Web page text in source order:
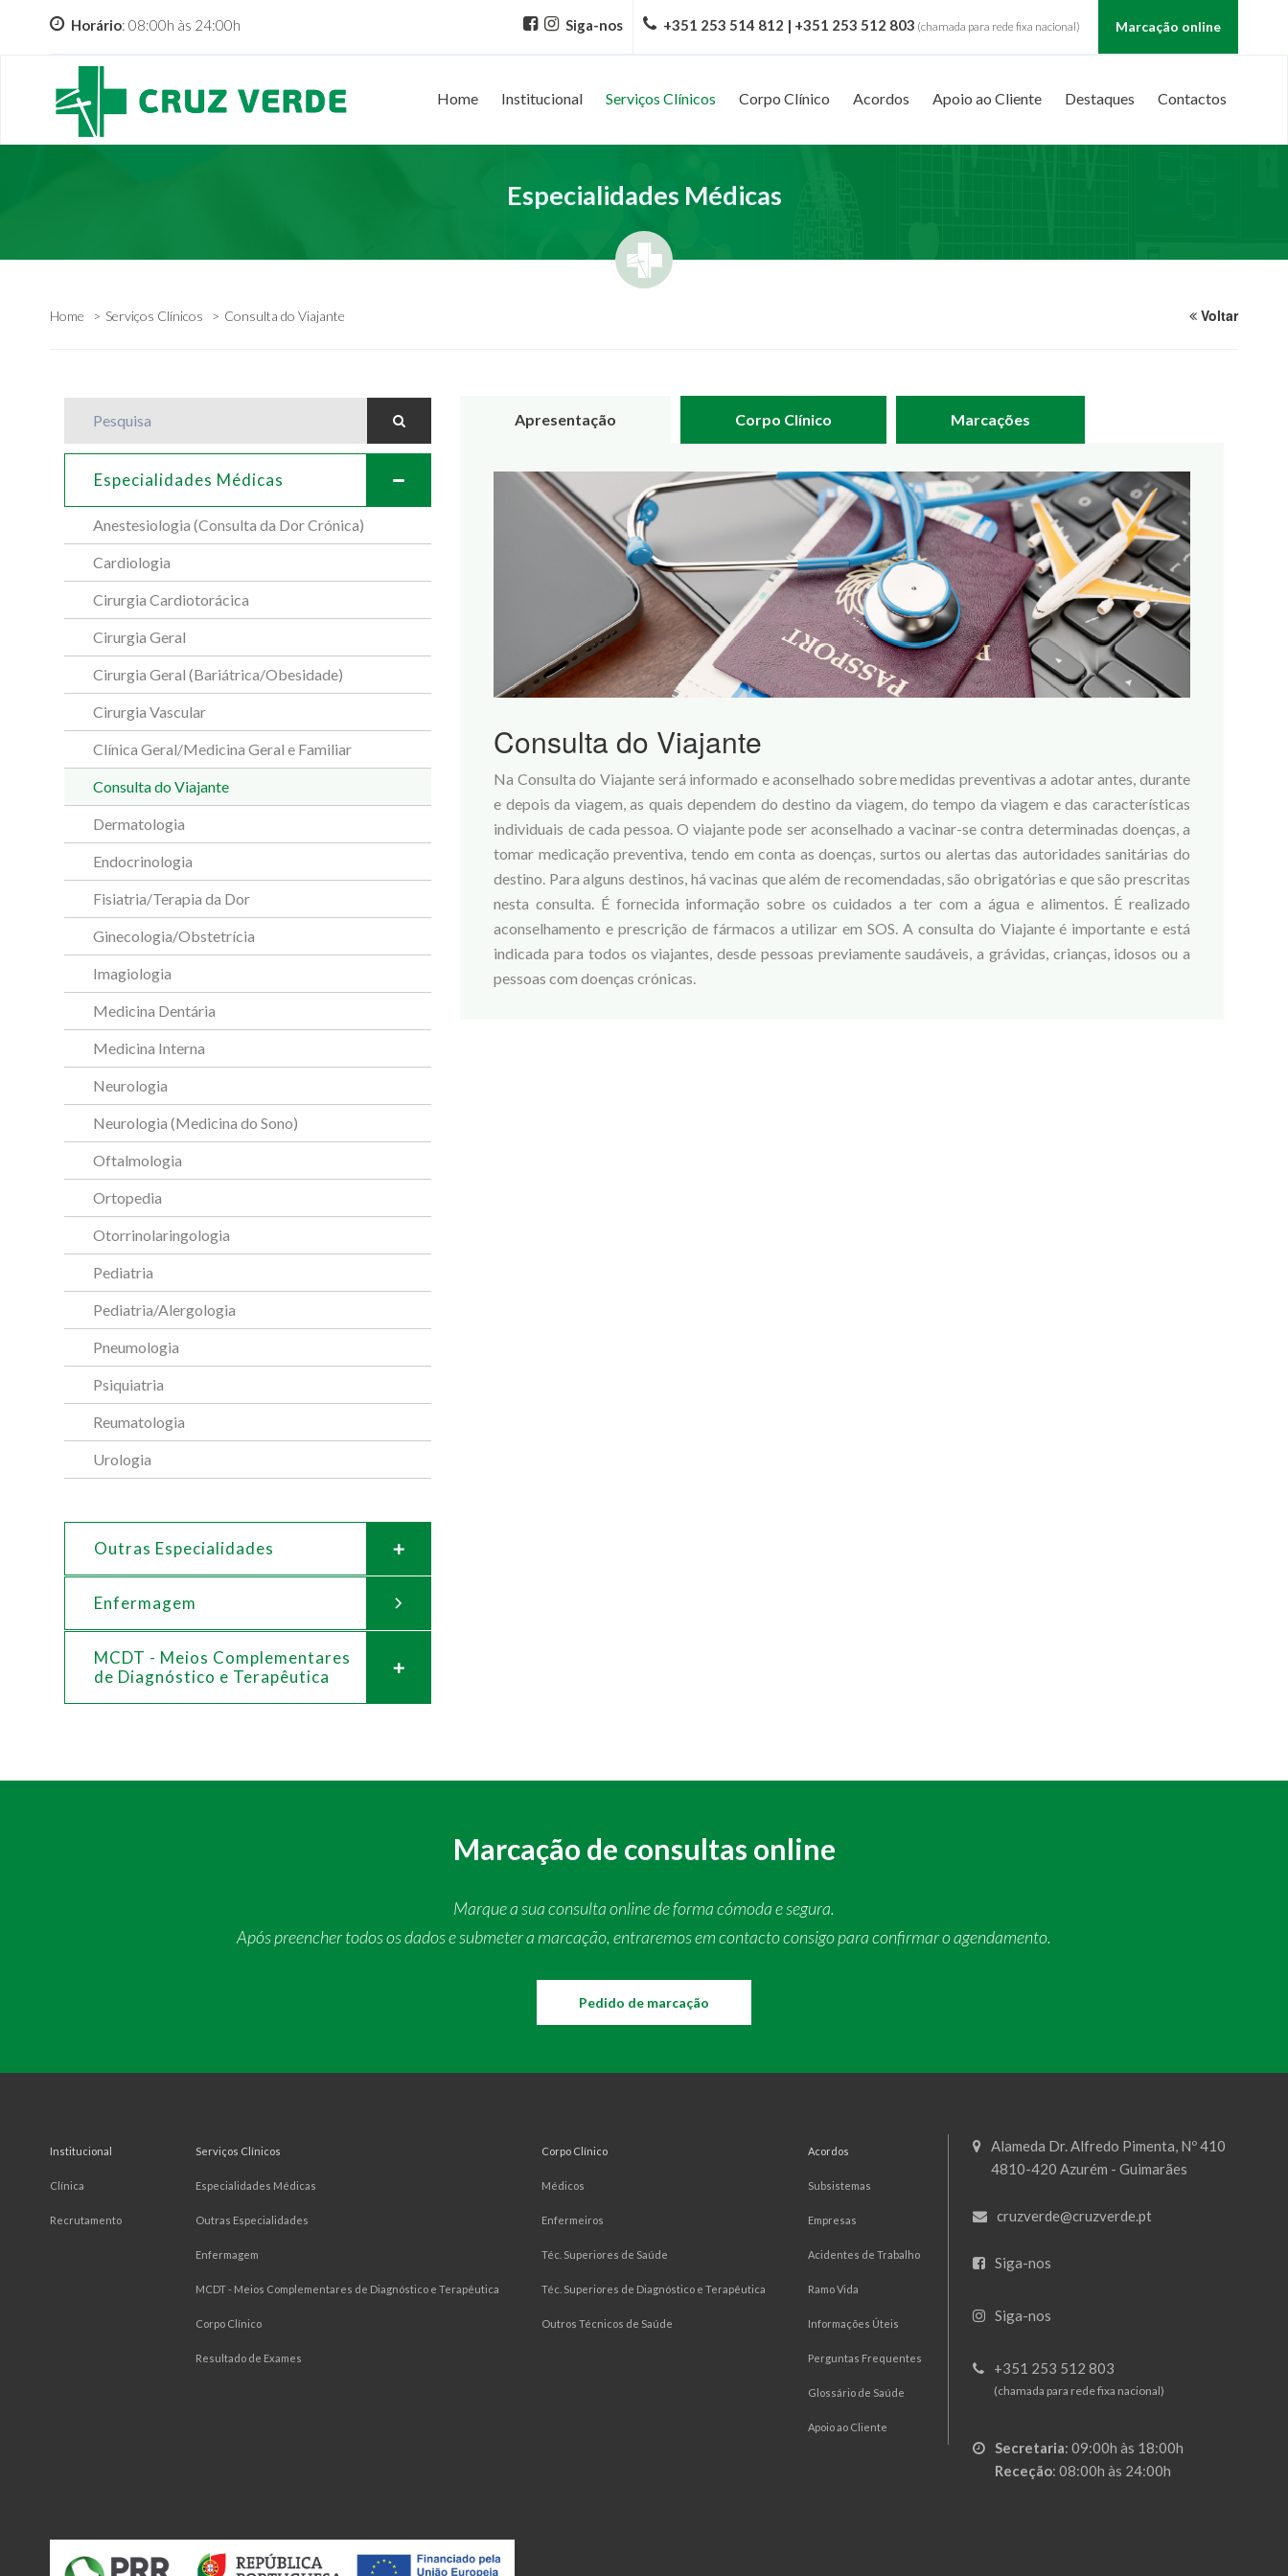
Horário: 08:00h às 24:00h Siga-nos +351 253 514 812 | +351 253 512 803 (chamada para rede fixa nacional) Marcação online
Home Institucional Serviços Clínicos Corpo Clínico Acordos Apoio ao Cliente Destaques Contactos
Especialidades Médicas
Home Serviços Clínicos Consulta do Viajante Voltar
Especialidades Médicas
Anestesiologia (Consulta da Dor Crónica)
Cardiologia
Cirurgia Cardiotorácica
Cirurgia Geral
Cirurgia Geral (Bariátrica/Obesidade)
Cirurgia Vascular
Clínica Geral/Medicina Geral e Familiar
Consulta do Viajante
Dermatologia
Endocrinologia
Fisiatria/Terapia da Dor
Ginecologia/Obstetrícia
Imagiologia
Medicina Dentária
Medicina Interna
Neurologia
Neurologia (Medicina do Sono)
Oftalmologia
Ortopedia
Otorrinolaringologia
Pediatria
Pediatria/Alergologia
Pneumologia
Psiquiatria
Reumatologia
Urologia
Outras Especialidades
Enfermagem
MCDT - Meios Complementares
de Diagnóstico e Terapêutica
Apresentação Corpo Clínico Marcações
Consulta do Viajante
Na Consulta do Viajante será informado e aconselhado sobre medidas preventivas a adotar antes, durante
e depois da viagem, as quais dependem do destino da viagem, do tempo da viagem e das características
individuais de cada pessoa. O viajante pode ser aconselhado a vacinar-se contra determinadas doenças, a
tomar medicação preventiva, tendo em conta as doenças, surtos ou alertas das autoridades sanitárias do
destino. Para alguns destinos, há vacinas que além de recomendadas, são obrigatórias e que são prescritas
nesta consulta. É fornecida informação sobre os cuidados a ter com a água e alimentos. É realizado
aconselhamento e prescrição de fármacos a utilizar em SOS. A consulta do Viajante é importante e está
indicada para todos os viajantes, desde pessoas previamente saudáveis, a grávidas, crianças, idosos ou a
pessoas com doenças crónicas.
Marcação de consultas online
Marque a sua consulta online de forma cómoda e segura.
Após preencher todos os dados e submeter a marcação, entraremos em contacto consigo para confirmar o agendamento.
Pedido de marcação
Institucional
Clínica
Recrutamento
Serviços Clínicos
Especialidades Médicas
Outras Especialidades
Enfermagem
MCDT - Meios Complementares de Diagnóstico e Terapêutica
Corpo Clínico
Resultado de Exames
Corpo Clínico
Médicos
Enfermeiros
Téc. Superiores de Saúde
Téc. Superiores de Diagnóstico e Terapêutica
Outros Técnicos de Saúde
Acordos
Subsistemas
Empresas
Acidentes de Trabalho
Ramo Vida
Informações Úteis
Perguntas Frequentes
Glossário de Saúde
Apoio ao Cliente
Alameda Dr. Alfredo Pimenta, Nº 410
4810-420 Azurém - Guimarães
cruzverde@cruzverde.pt
Siga-nos
Siga-nos
+351 253 512 803
(chamada para rede fixa nacional)
Secretaria: 09:00h às 18:00h
Receção: 08:00h às 24:00h